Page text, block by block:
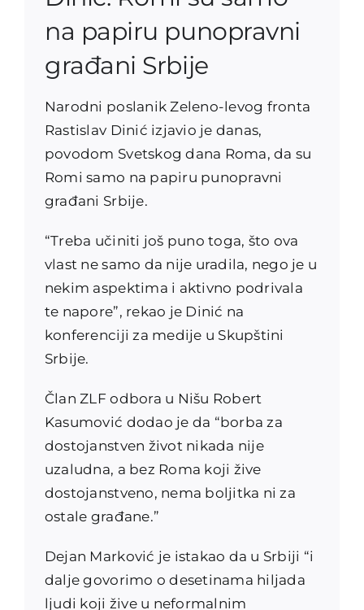
na papiru punopravni
građani Srbije
Narodni poslanik Zeleno-levog fronta
Rastislav Dinić izjavio je danas,
povodom Svetskog dana Roma, da su
Romi samo na papiru punopravni
građani Srbije.
“Treba učiniti još puno toga, što ova
vlast ne samo da nije uradila, nego je u
nekim aspektima i aktivno podrivala
te napore”, rekao je Dinić na
konferenciji za medije u Skupštini
Srbije.
Član ZLF odbora u Nišu Robert
Kasumović dodao je da “borba za
dostojanstven život nikada nije
uzaludna, a bez Roma koji žive
dostojanstveno, nema boljitka ni za
ostale građane.”
Dejan Marković je istakao da u Srbiji “i
dalje govorimo o desetinama hiljada
ljudi koji žive u neformalnim